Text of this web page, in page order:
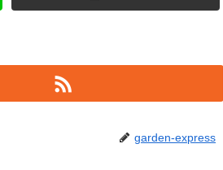
garden-express